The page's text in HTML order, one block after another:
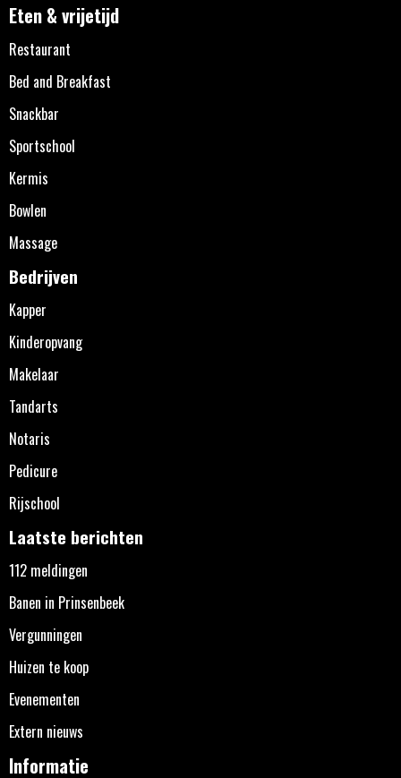
Eten & vrijetijd
Restaurant
Bed and Breakfast
Snackbar
Sportschool
Kermis
Bowlen
Massage
Bedrijven
Kapper
Kinderopvang
Makelaar
Tandarts
Notaris
Pedicure
Rijschool
Laatste berichten
112 meldingen
Banen in Prinsenbeek
Vergunningen
Huizen te koop
Evenementen
Extern nieuws
Informatie